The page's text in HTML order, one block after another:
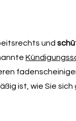
und
ist, wie Sie